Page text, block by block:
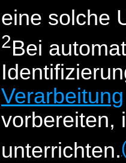
eine solche
2Bei
Verarbeitung
vorbereiten,
unterrichten.